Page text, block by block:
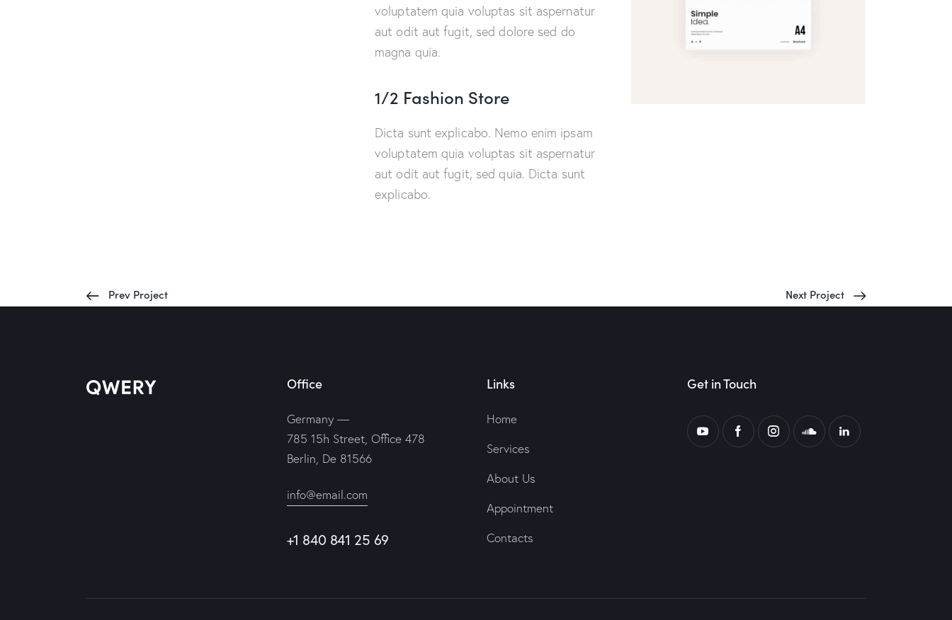
voluptatem quia voluptas sit aspernatur
aut odit aut fugit, sed dolore sed do
magna quia.
1/2 Fashion Store
Dicta sunt explicabo. Nemo enim ipsam
voluptatem quia voluptas sit aspernatur
aut odit aut fugit, sed quia. Dicta sunt
explicabo.
Prev Project Next Project
Office
Germany —
785 15h Street, Office 478
Berlin, De 81566
info@email.com
+1 840 841 25 69
Links
Home
Services
About Us
Appointment
Contacts
Get in Touch